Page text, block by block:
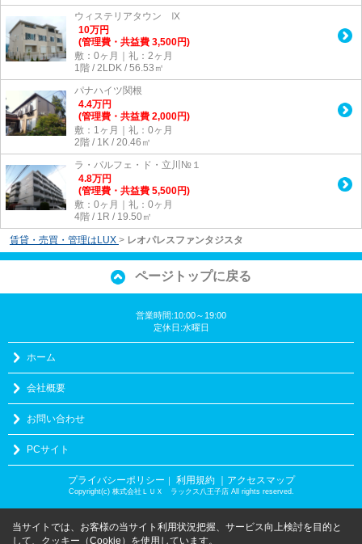
ウィステリアタウン Ⅸ
10万円
(管理費・共益費 3,500円)
敷：0ヶ月｜礼：2ヶ月
1階 / 2LDK / 56.53㎡
パナハイツ関根
4.4万円
(管理費・共益費 2,000円)
敷：1ヶ月｜礼：0ヶ月
2階 / 1K / 20.46㎡
ラ・パルフェ・ド・立川№１
4.8万円
(管理費・共益費 5,500円)
敷：0ヶ月｜礼：0ヶ月
4階 / 1R / 19.50㎡
賃貸・売買・管理はLUX > レオパレスファンタジスタ
ページトップに戻る
営業時間:10:00～19:00
定休日:水曜日
ホーム
会社概要
お問い合わせ
PCサイト
プライバシーポリシー ｜ 利用規約 ｜アクセスマップ
Copyright(c) 株式会社ＬＵＸ ラックス八王子店 All rights reserved.
当サイトでは、お客様の当サイト利用状況把握、サービス向上検討を目的と
して、クッキー（Cookie）を使用しています。